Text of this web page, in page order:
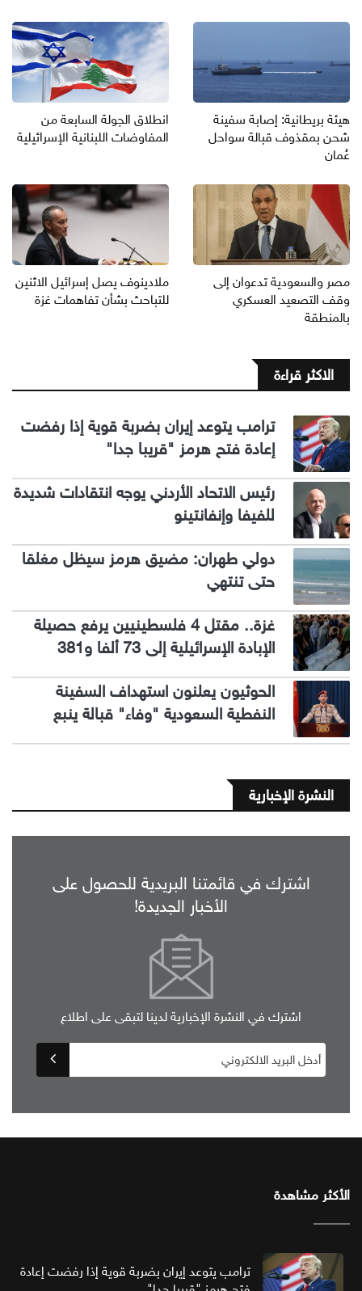
هيئة بريطانية: إصابة سفينة
شحن بمقذوف قبالة سواحل
عُمان
انطلاق الجولة السابعة من
المفاوضات اللبنانية الإسرائيلية
مصر والسعودية تدعوان إلى
وقف التصعيد العسكري
بالمنطقة
ملادينوف يصل إسرائيل الاثنين
للتباحث بشأن تفاهمات غزة
الاكثر قراءة
ترامب يتوعد إيران بضربة قوية إذا رفضت
إعادة فتح هرمز "قريبا جدا"
رئيس الاتحاد الأردني يوجه انتقادات شديدة
للفيفا وإنفانتينو
دولي طهران: مضيق هرمز سيظل مغلقا
حتى تنتهي
غزة.. مقتل 4 فلسطينيين يرفع حصيلة
الإبادة الإسرائيلية إلى 73 ألفا و381
الحوثيون يعلنون استهداف السفينة
النفطية السعودية "وفاء" قبالة ينبع
النشرة الإخبارية
اشترك في قائمتنا البريدية للحصول على
الأخبار الجديدة!
اشترك في النشرة الإخبارية لدينا لتبقى على اطلاع
الأكثر مشاهدة
ترامب يتوعد إيران بضربة قوية إذا رفضت إعادة